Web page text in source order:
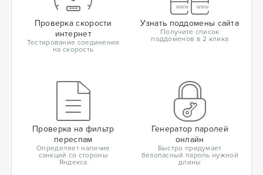
Проверка скорости
интернет
Тестирование соединения
на скорость
Узнать поддомены сайта
Получите список
поддоменов в 2 клика
Проверка на фильтр
переспам
Определяет наличие
санкций со стороны
Яндекса
Генератор паролей
онлайн
Быстро придумает
безопасный пароль нужной
длины